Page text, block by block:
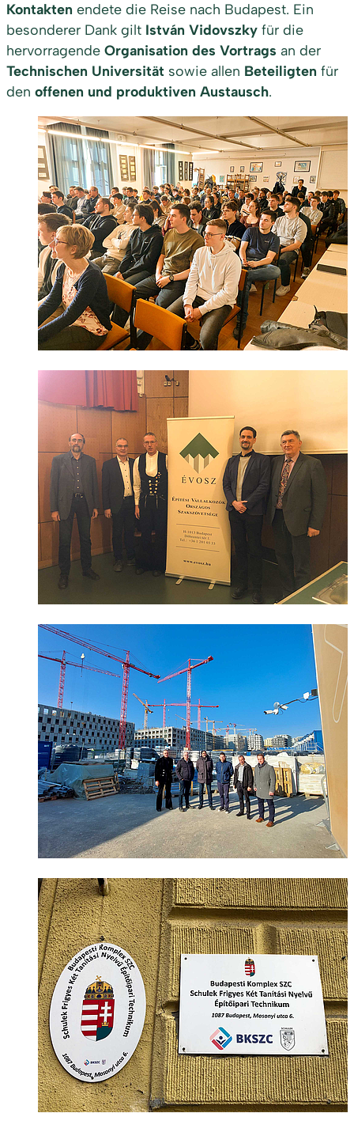
Kontakten endete die Reise nach Budapest. Ein
besonderer Dank gilt István Vidovszky für die
hervorragende Organisation des Vortrags an der
Technischen Universität sowie allen Beteiligten für
den offenen und produktiven Austausch.